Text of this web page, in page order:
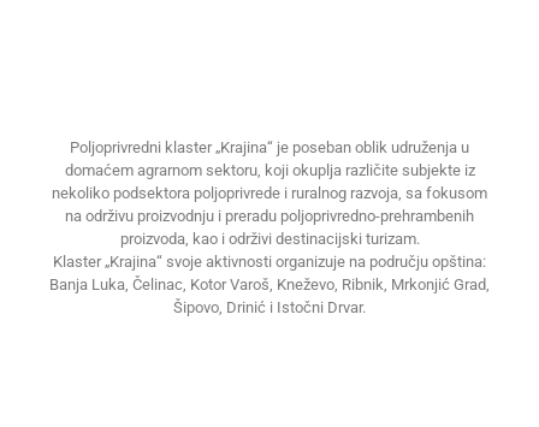
Poljoprivredni klaster „Krajina“ je poseban oblik udruženja u
domaćem agrarnom sektoru, koji okuplja različite subjekte iz
nekoliko podsektora poljoprivrede i ruralnog razvoja, sa fokusom
na održivu proizvodnju i preradu poljoprivredno-prehrambenih
proizvoda, kao i održivi destinacijski turizam.
Klaster „Krajina“ svoje aktivnosti organizuje na području opština:
Banja Luka, Čelinac, Kotor Varoš, Kneževo, Ribnik, Mrkonjić Grad,
Šipovo, Drinić i Istočni Drvar.